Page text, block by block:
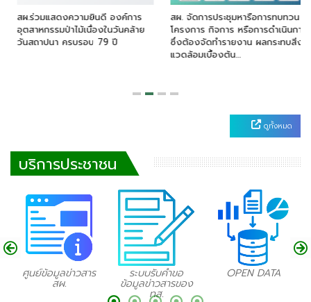
สผ.ร่วมแสดงความยินดี องค์การ
อุตสาหกรรมป่าไม้เนื่องในวันคล้าย
วันสถาปนา ครบรอบ 79 ปี
สผ. จัดการประชุมหารือการทบทวน
โครงการ กิจการ หรือการดำเนินการ
ซึ่งต้องจัดทำรายงาน ผลกระทบสิ่ง
แวดล้อมเบื้องต้น…
ดูทั้งหมด
บริการประชาชน
ศูนย์ข้อมูลข่าวสาร
สผ.
ระบบรับคำขอ
ข้อมูลข่าวสารของ
ทส.
OPEN DATA